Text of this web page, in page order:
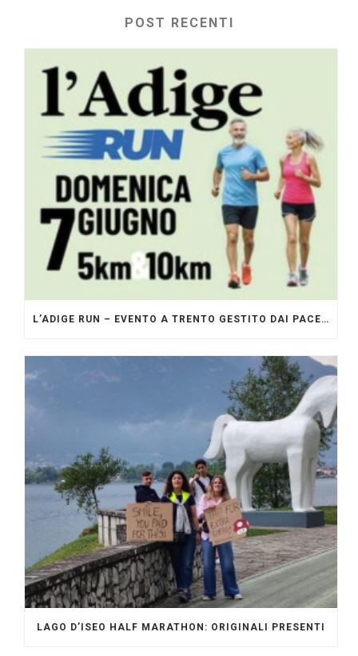
POST RECENTI
L’ADIGE RUN – EVENTO A TRENTO GESTITO DAI PACERS GLI ORIGINALI
LAGO D’ISEO HALF MARATHON: ORIGINALI PRESENTI